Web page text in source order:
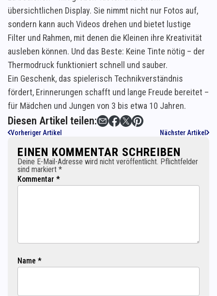
übersichtlichen Display. Sie nimmt nicht nur Fotos auf,
sondern kann auch Videos drehen und bietet lustige
Filter und Rahmen, mit denen die Kleinen ihre Kreativität
ausleben können. Und das Beste: Keine Tinte nötig – der
Thermodruck funktioniert schnell und sauber.
Ein Geschenk, das spielerisch Technikverständnis
fördert, Erinnerungen schafft und lange Freude bereitet –
für Mädchen und Jungen von 3 bis etwa 10 Jahren.
Diesen Artikel teilen:
Vorheriger Artikel Nächster Artikel
EINEN KOMMENTAR SCHREIBEN
Deine E-Mail-Adresse wird nicht veröffentlicht. Pflichtfelder
sind markiert *
Kommentar *
Name *